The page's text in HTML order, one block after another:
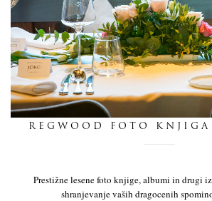
mi
dnevnik
REGWOOD FOTO
Prestižne lesene foto knjige, albumi in drugi
shranjevanje vaših dragocenih